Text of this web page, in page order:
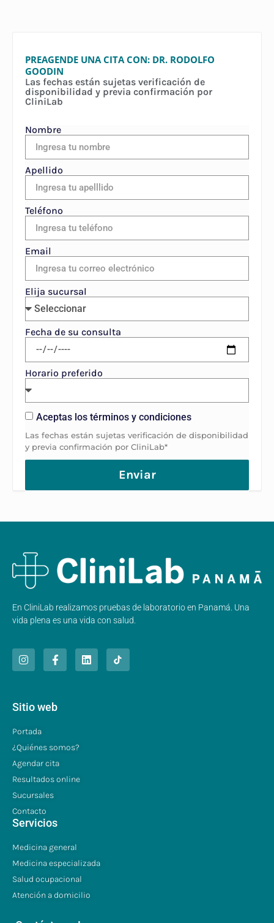
PREAGENDE UNA CITA CON: DR. RODOLFO
GOODIN
Las fechas están sujetas verificación de
disponibilidad y previa confirmación por
CliniLab
Nombre
Apellido
Teléfono
Email
Elija sucursal
Fecha de su consulta
Horario preferido
Aceptas los términos y condiciones
Las fechas están sujetas verificación de disponibilidad
y previa confirmación por CliniLab*
Enviar
En CliniLab realizamos pruebas de laboratorio en Panamá. Una
vida plena es una vida con salud.
Sitio web
Portada
¿Quiénes somos?
Agendar cita
Resultados online
Sucursales
Contacto
Servicios
Medicina general
Medicina especializada
Salud ocupacional
Atención a domicilio